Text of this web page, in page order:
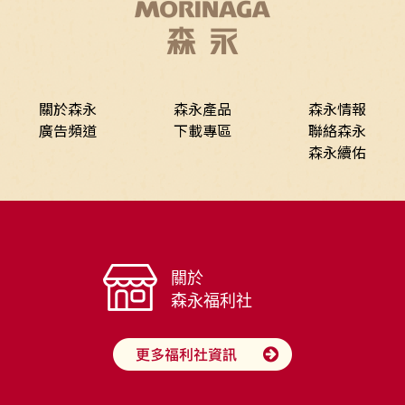
關於森永 森永產品
森永情報
廣告頻道
下載專區
聯絡森永
森永續佑
關於
森永福利社